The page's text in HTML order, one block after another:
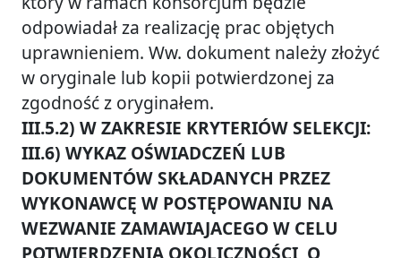
odpowiadał za realizację prac objętych
uprawnieniem. Ww. dokument należy złożyć
w oryginale lub kopii potwierdzonej za
zgodność z oryginałem.
III.5.2) W ZAKRESIE KRYTERIÓW SELEKCJI:
III.6) WYKAZ OŚWIADCZEŃ LUB
DOKUMENTÓW SKŁADANYCH PRZEZ
WYKONAWCĘ W POSTĘPOWANIU NA
WEZWANIE ZAMAWIAJACEGO W CELU
POTWIERDZENIA OKOLICZNOŚCI, O